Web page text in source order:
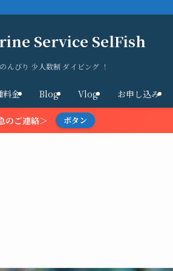
Service SelFish
んびり 少人数制 ダイビング ！
料金 Blog Vlog お申し込み
のご連絡＞ ボタン